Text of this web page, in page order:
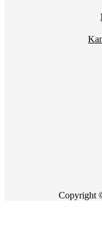
Copyright